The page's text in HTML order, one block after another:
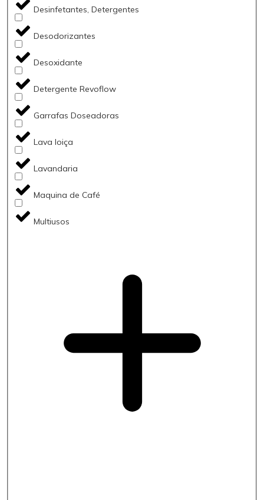
Desinfetantes, Detergentes
Desodorizantes
Desoxidante
Detergente Revoflow
Garrafas Doseadoras
Lava loiça
Lavandaria
Maquina de Café
Multiusos